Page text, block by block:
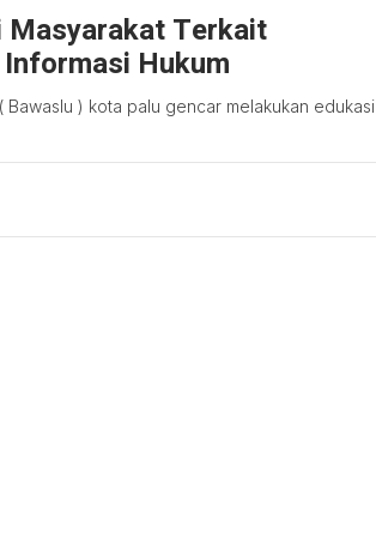
Masyarakat Terkait
Hukum
) kota palu gencar melakukan edukasi